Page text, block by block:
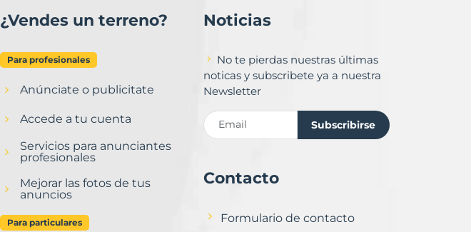
¿Vendes un terreno?
Para profesionales
Anúnciate o publicitate
Accede a tu cuenta
Servicios para anunciantes
profesionales
Mejorar las fotos de tus
anuncios
Para particulares
Noticias
No te pierdas nuestras últimas
noticas y subscribete ya a nuestra
Newsletter
Subscribirse
Contacto
Formulario de contacto